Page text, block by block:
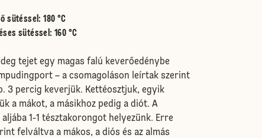
sütéssel: 180 °C
sütéssel: 160 °C
tejet egy magas falú keverőedénybe
– a csomagoláson leírtak szerint
3 percig keverjük. Kettéosztjuk, egyik
a mákot, a másikhoz pedig a diót. A
1-1 tésztakorongot helyezünk. Erre
felváltva a mákos, a diós és az almás